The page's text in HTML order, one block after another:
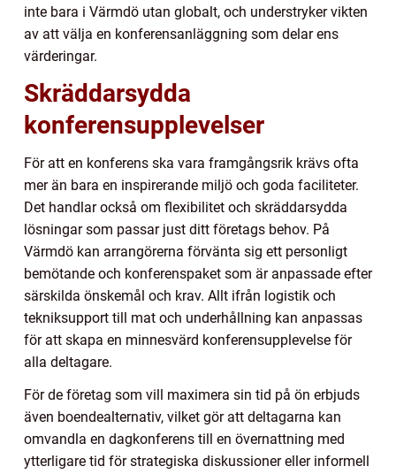
inte bara i Värmdö utan globalt, och understryker vikten
av att välja en konferensanläggning som delar ens
värderingar.
Skräddarsydda
konferensupplevelser
För att en konferens ska vara framgångsrik krävs ofta
mer än bara en inspirerande miljö och goda faciliteter.
Det handlar också om flexibilitet och skräddarsydda
lösningar som passar just ditt företags behov. På
Värmdö kan arrangörerna förvänta sig ett personligt
bemötande och konferenspaket som är anpassade efter
särskilda önskemål och krav. Allt ifrån logistik och
tekniksupport till mat och underhållning kan anpassas
för att skapa en minnesvärd konferensupplevelse för
alla deltagare.
För de företag som vill maximera sin tid på ön erbjuds
även boendealternativ, vilket gör att deltagarna kan
omvandla en dagkonferens till en övernattning med
ytterligare tid för strategiska diskussioner eller informell